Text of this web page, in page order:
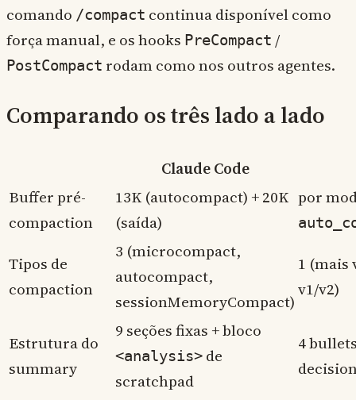
comando /compact continua disponível como
força manual, e os hooks PreCompact /
PostCompact rodam como nos outros agentes.
Comparando os três lado a lado
Claude Code
Buffer pré-
compaction
13K (autocompact) + 20K
(saída)
por
Tipos de
compaction
3 (microcompact,
autocompact,
sessionMemoryCompact)
1 (mais
v1/v2)
Estrutura do
summary
9 seções fixas + bloco
<analysis> de
scratchpad
4